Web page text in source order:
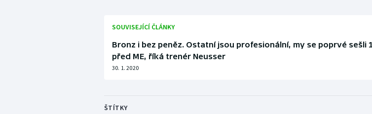
SOUVISEJÍCÍ ČLÁNKY
Bronz i bez peněz. Ostatní jsou profesionální, my se poprvé sešli
před ME, říká trenér Neusser
30. 1. 2020
ŠTÍTKY